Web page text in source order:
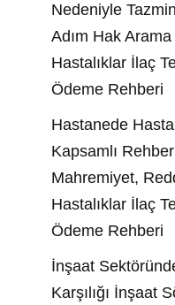
Nedeniyle
Adım Hak
Hastalıklar İlaç
Ödeme Rehberi
Hastanede
Kapsamlı
Mahremiyet,
Hastalıklar İlaç
Ödeme Rehberi
İnşaat
Karşılığı İnşaat